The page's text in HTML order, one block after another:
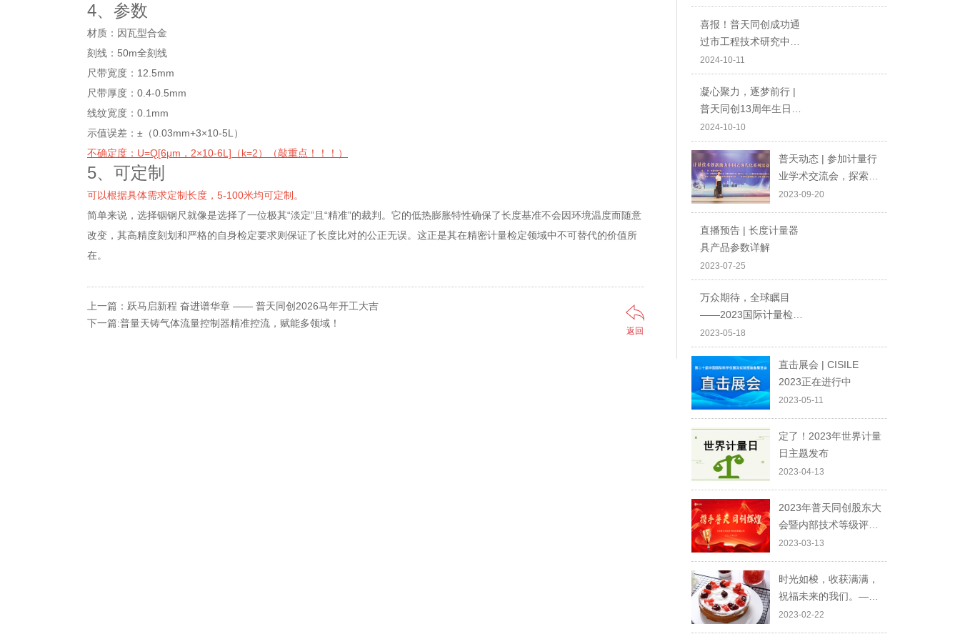
4、参数
材质：因瓦型合金
刻线：50m全刻线
尺带宽度：12.5mm
尺带厚度：0.4-0.5mm
线纹宽度：0.1mm
示值误差：±（0.03mm+3×10-5L）
不确定度：U=Q[6μm，2×10-6L]（k=2）（敲重点！！！）
5、可定制
可以根据具体需求定制长度，5-100米均可定制。
简单来说，选择铟钢尺就像是选择了一位极其“淡定”且“精准”的裁判。它的低热膨胀特性确保了长度基准不会因环境温度而随意
改变，其高精度刻划和严格的自身检定要求则保证了长度比对的公正无误。这正是其在精密计量检定领域中不可替代的价值所
在。
上一篇：跃马启新程 奋进谱华章 —— 普天同创2026马年开工大吉
下一篇:普量天铸气体流量控制器精准控流，赋能多领域！
返回
喜报！普天同创成功通
过市工程技术研究中心
认定！
2024-10-11
凝心聚力，逐梦前行 |
普天同创13周年生日快
乐！
2024-10-10
普天动态 | 参加计量行
业学术交流会，探索科
技创新前沿
2023-09-20
直播预告 | 长度计量器
具产品参数详解
2023-07-25
万众期待，全球瞩目
——2023国际计量检测
技术与设备博览会，我
们相约上海，不见不
散！
2023-05-18
直击展会 | CISILE
2023正在进行中
2023-05-11
定了！2023年世界计量
日主题发布
2023-04-13
2023年普天同创股东大
会暨内部技术等级评定
颁奖典礼圆满结束！
2023-03-13
时光如梭，收获满满，
祝福未来的我们。——
刘可欣、李锦、田娟
2023-02-22